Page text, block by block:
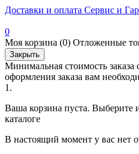
Доставки и оплата Сервис и
0
Моя корзина (0) Отложенные
Закрыть
Минимальная стоимость заказа
оформления заказа вам
1.
Ваша корзина пуста. Выберите
каталоге
В настоящий момент у вас нет